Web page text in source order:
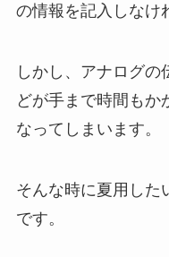
の情報を記入しなけ
しかし、アナログの
どが手まで時間もか
なってしまいます。
そんな時に夏用した
です。